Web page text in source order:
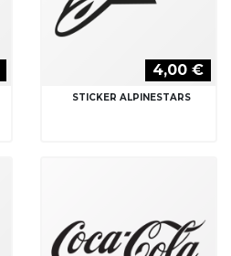
4,00 €
STICKER ALPINESTARS